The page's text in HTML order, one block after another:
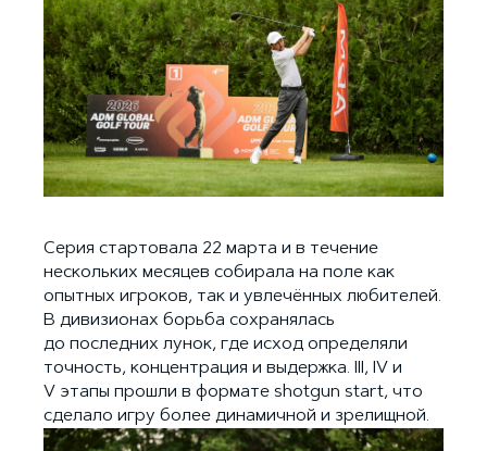
Серия стартовала 22 марта и в течение
нескольких месяцев собирала на поле как
опытных игроков, так и увлечённых любителей.
В дивизионах борьба сохранялась
до последних лунок, где исход определяли
точность, концентрация и выдержка. III, IV и
V этапы прошли в формате shotgun start, что
сделало игру более динамичной и зрелищной.